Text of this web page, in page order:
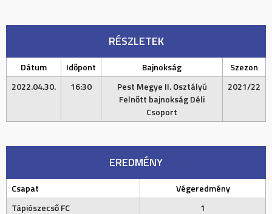
RÉSZLETEK
Dátum Időpont Bajnokság
Szezon
2022.04.30.
16:30
Pest Megye II. Osztályú
Felnőtt bajnokság Déli
Csoport
2021/22
EREDMÉNY
Csapat
Végeredmény
Tápiószecső FC
1